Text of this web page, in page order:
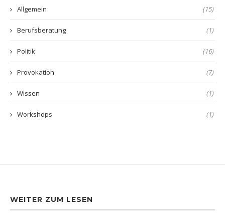
Allgemein (15)
Berufsberatung (1)
Politik (16)
Provokation (7)
Wissen (1)
Workshops (1)
WEITER ZUM LESEN